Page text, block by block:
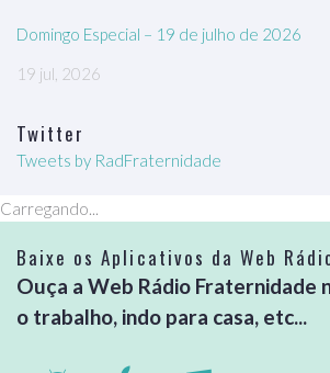
Domingo Especial – 19 de julho de 2026
19 jul, 2026
Twitter
Tweets by RadFraternidade
Carregando...
Baixe os Aplicativos da Web
Ouça a Web Rádio Fraternidade
o trabalho, indo para casa, etc...